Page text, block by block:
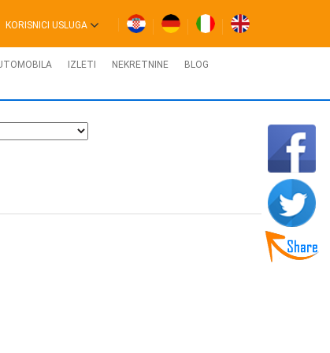
KORISNICI USLUGA
IZLETI NEKRETNINE BLOG